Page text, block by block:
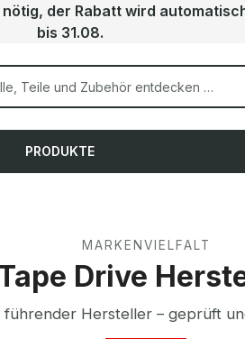
der Rabatt wird
bis 31.08.
PRODUKTE
MARKENVIELFALT
Drive
führender Hersteller – geprüft